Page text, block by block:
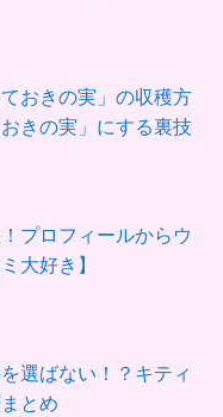
おきの実」の収穫方
きの実」にする裏技
プロフィールからウ
大好き】
選ばない！？キティ
とめ